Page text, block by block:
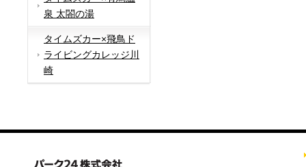
泉 太閤の湯
タイムズカー×飛鳥ド
ライビングカレッジ川
崎